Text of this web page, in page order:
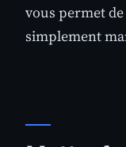
vous permet
simplement